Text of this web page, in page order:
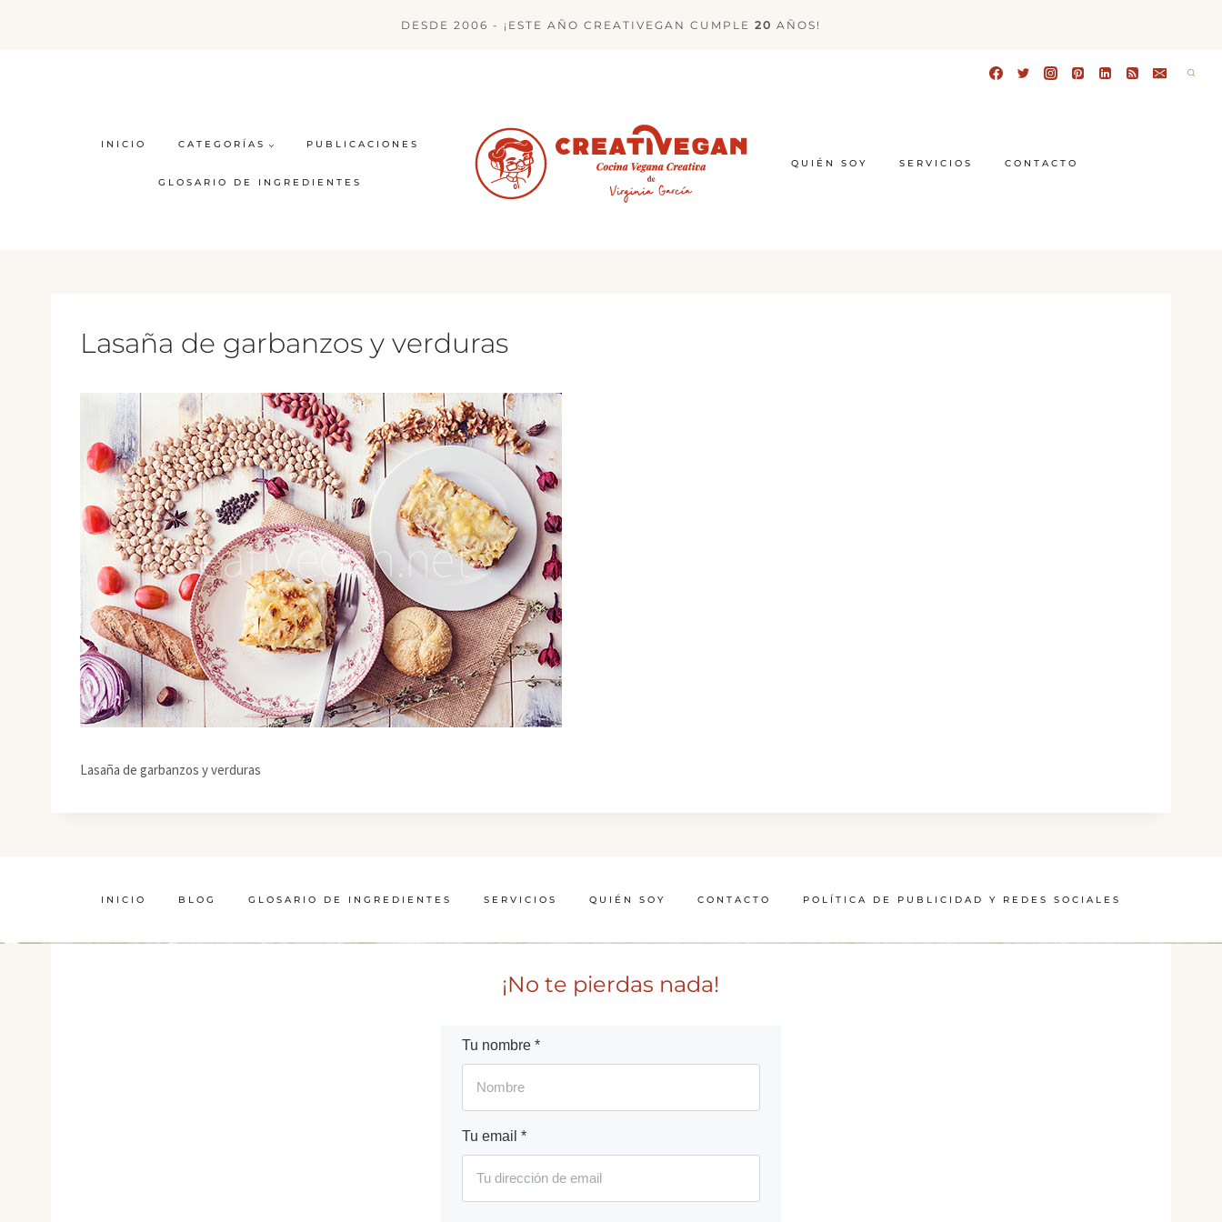
DESDE 2006 - ¡ESTE AÑO CREATIVEGAN CUMPLE 20 AÑOS!
INICIO CATEGORÍAS PUBLICACIONES
GLOSARIO DE INGREDIENTES
QUIÉN SOY SERVICIOS CONTACTO
Lasaña de garbanzos y verduras
Lasaña de garbanzos y verduras
INICIO BLOG GLOSARIO DE INGREDIENTES SERVICIOS QUIÉN SOY CONTACTO POLÍTICA DE PUBLICIDAD Y REDES SOCIALES
¡No te pierdas nada!
Tu nombre *
Tu email *